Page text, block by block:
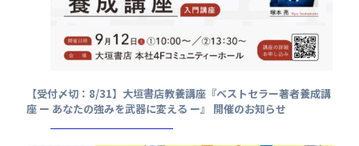
【受付〆切：8/31】大垣書店教養講座『ベストセラー著者養成講
座 ー あなたの強みを武器に変える ー』 開催のお知らせ